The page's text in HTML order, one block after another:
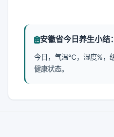
安徽省今日养生小结：
今日，气温℃，湿度%，
健康状态。